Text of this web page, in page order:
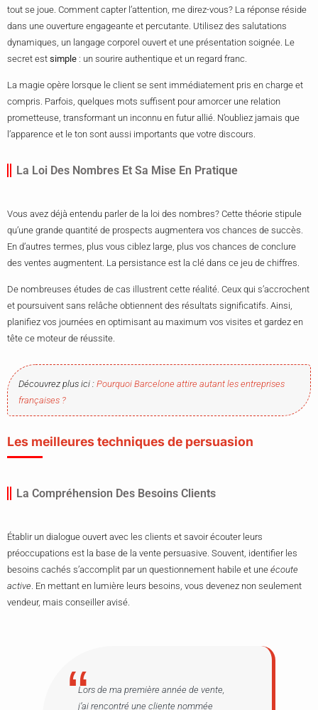
tout se joue. Comment capter l’attention, me direz-vous? La réponse réside
dans une ouverture engageante et percutante. Utilisez des salutations
dynamiques, un langage corporel ouvert et une présentation soignée. Le
secret est simple : un sourire authentique et un regard franc.
La magie opère lorsque le client se sent immédiatement pris en charge et
compris. Parfois, quelques mots suffisent pour amorcer une relation
prometteuse, transformant un inconnu en futur allié. N’oubliez jamais que
l’apparence et le ton sont aussi importants que votre discours.
La Loi Des Nombres Et Sa Mise En Pratique
Vous avez déjà entendu parler de la loi des nombres? Cette théorie stipule
qu’une grande quantité de prospects augmentera vos chances de succès.
En d’autres termes, plus vous ciblez large, plus vos chances de conclure
des ventes augmentent. La persistance est la clé dans ce jeu de chiffres.
De nombreuses études de cas illustrent cette réalité. Ceux qui s’accrochent
et poursuivent sans relâche obtiennent des résultats significatifs. Ainsi,
planifiez vos journées en optimisant au maximum vos visites et gardez en
tête ce moteur de réussite.
Découvrez plus ici : Pourquoi Barcelone attire autant les entreprises
françaises ?
Les meilleures techniques de persuasion
La Compréhension Des Besoins Clients
Établir un dialogue ouvert avec les clients et savoir écouter leurs
préoccupations est la base de la vente persuasive. Souvent, identifier les
besoins cachés s’accomplit par un questionnement habile et une écoute
active. En mettant en lumière leurs besoins, vous devenez non seulement
vendeur, mais conseiller avisé.
Lors de ma première année de vente,
j’ai rencontré une cliente nommée